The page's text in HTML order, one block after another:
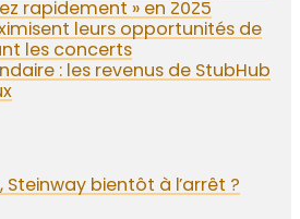
rapidement » en 2025
leurs opportunités de
les concerts
: les revenus de StubHub
Steinway bientôt à l’arrêt ?